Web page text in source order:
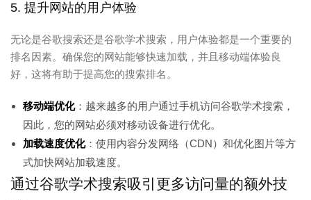
5. 提升网站的用户体验
无论是谷歌搜索还是谷歌学术搜索，用户体验都是一个重要的
排名因素。确保您的网站能够快速加载，并且移动端体验良
好，这将有助于提高您的搜索排名。
移动端优化：越来越多的用户通过手机访问谷歌学术搜索，
因此，您的网站必须对移动设备进行优化。
加载速度优化：使用内容分发网络（CDN）和优化图片等方
式加快网站加载速度。
通过谷歌学术搜索吸引更多访问量的额外技